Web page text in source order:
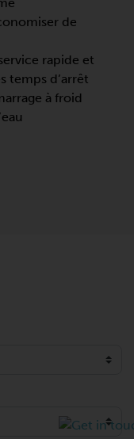
de
rapide et
temps d’arrêt
à froid